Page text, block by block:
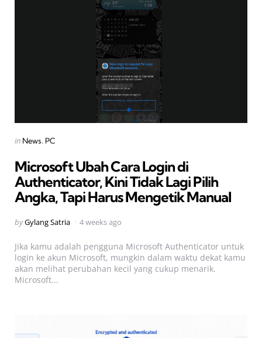
Categories
Posted
in News PC
Microsoft Ubah Cara Login di
Authenticator, Kini Tidak Lagi Pilih
Angka, Tapi Harus Mengetik Manual
Posted
byGylang Satria 4 weeks ago
Jika kamu adalah pengguna Microsoft Authenticator untuk
login ke akun Microsoft, mungkin dalam waktu dekat kamu
akan melihat perubahan kecil yang cukup menarik.
Microsoft...